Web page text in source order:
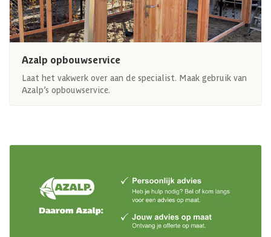
Azalp opbouwservice
Laat het vakwerk over aan de specialist. Maak gebruik van
Azalp’s opbouwservice.